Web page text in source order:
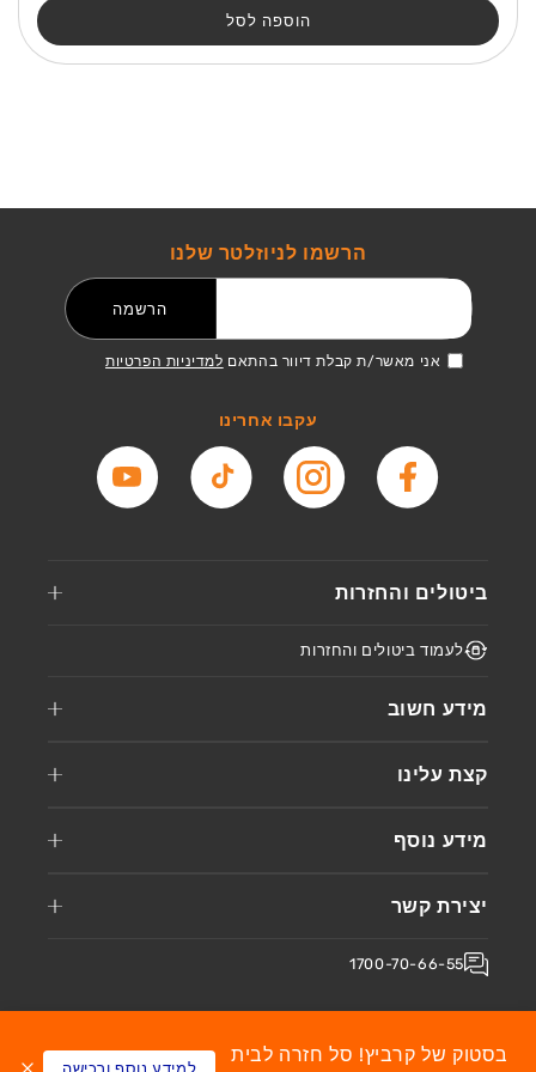
גן
דור
מ-תיק
גן
דור
הוספה לסל
בסטוק של קרביץ! סל חזרה לבית
למידע נוסף ורכישה
הרשמו לניוזלטר שלנו
הרשמה
אני מאשר/ת קבלת דיוור בהתאם למדיניות הפרטיות
עקבו אחרינו
פייסבוק אינסטגרם טיקטוק יוטיוב
ביטולים והחזרות
לעמוד ביטולים והחזרות
מידע חשוב
קצת עלינו
מידע נוסף
יצירת קשר
1700-70-66-55